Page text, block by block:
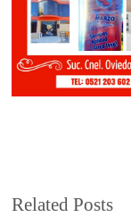
Related Posts